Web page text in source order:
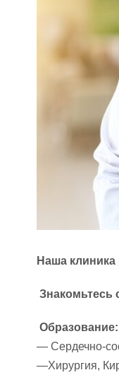
Наша
Образование:
— Сердечно-
—Хирургия,